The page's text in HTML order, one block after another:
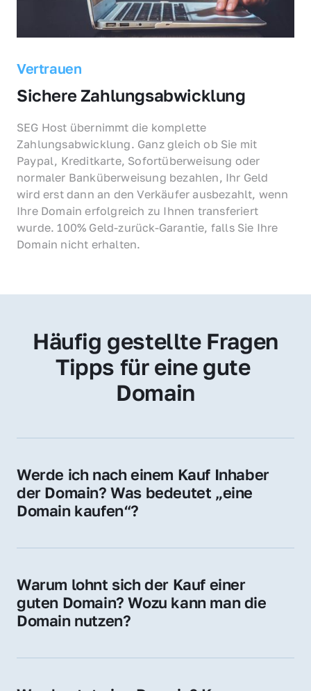
Vertrauen
Sichere Zahlungsabwicklung
SEG Host übernimmt die komplette
Zahlungsabwicklung. Ganz gleich ob Sie mit
Paypal, Kreditkarte, Sofortüberweisung oder
normaler Banküberweisung bezahlen, Ihr Geld
wird erst dann an den Verkäufer ausbezahlt, wenn
Ihre Domain erfolgreich zu Ihnen transferiert
wurde. 100% Geld-zurück-Garantie, falls Sie Ihre
Domain nicht erhalten.
Häufig gestellte Fragen
Tipps für eine gute
Domain
Werde ich nach einem Kauf Inhaber
der Domain? Was bedeutet „eine
Domain kaufen“?
Sie erhalten alle Rechte zur Nutzung,
Domain.
Warum lohnt sich der Kauf einer
guten Domain? Wozu kann man die
Domain nutzen?
Vertrauen und Markenwert. Nutzen Sie sie